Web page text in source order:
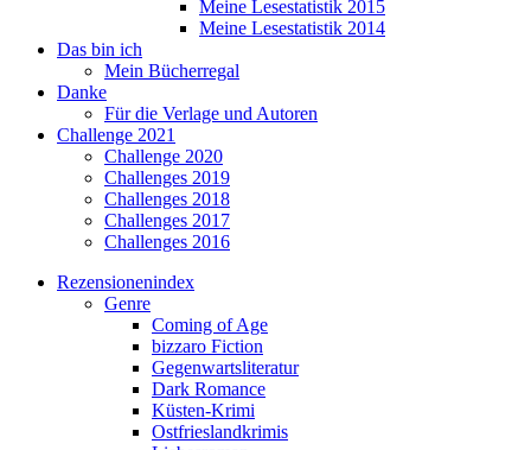
Meine Lesestatistik 2015
Meine Lesestatistik 2014
Das bin ich
Mein Bücherregal
Danke
Für die Verlage und Autoren
Challenge 2021
Challenge 2020
Challenges 2019
Challenges 2018
Challenges 2017
Challenges 2016
Rezensionenindex
Genre
Coming of Age
bizzaro Fiction
Gegenwartsliteratur
Dark Romance
Küsten-Krimi
Ostfrieslandkrimis